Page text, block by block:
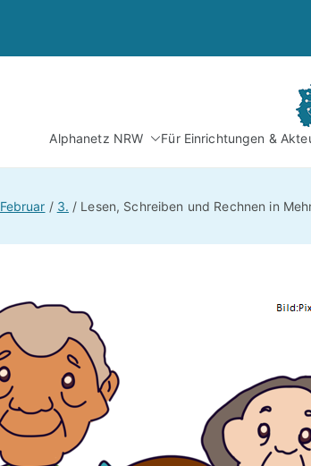
Alphanetz NRW Für Einrichtungen &
Februar 3. Lesen, Schreiben und Rechnen in